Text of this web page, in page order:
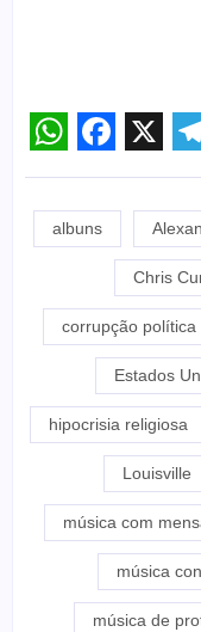
X
albuns
Chris
corrupção política
Estados
hipocrisia religiosa
Louisville
música com
música
música de